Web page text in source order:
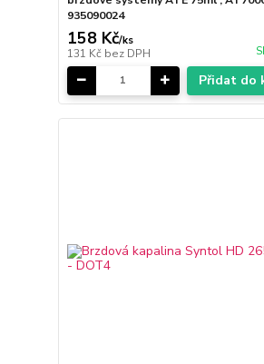
935090024
158 Kč/ks
131 Kč bez DPH
Přidat do